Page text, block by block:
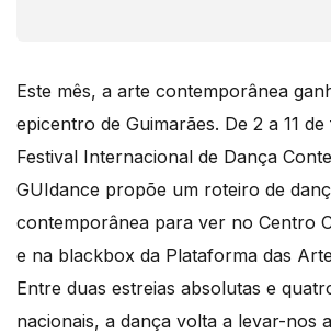
Este mês, a arte contemporânea
epicentro de Guimarães. De 2 a 11
Festival Internacional de Dança
GUIdance propõe um roteiro de
contemporânea para ver no Centro
e na blackbox da Plataforma das
Entre duas estreias absolutas e
nacionais, a dança volta a levar-nos